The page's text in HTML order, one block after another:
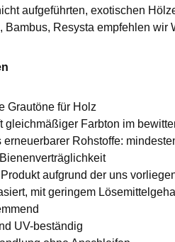
aufgeführten, exotischen
Bambus, Resysta empfehlen wir
Grautöne für Holz
gleichmäßiger Farbton im
erneuerbarer Rohstoffe:
aufgrund der uns
mit geringem
UV-beständig